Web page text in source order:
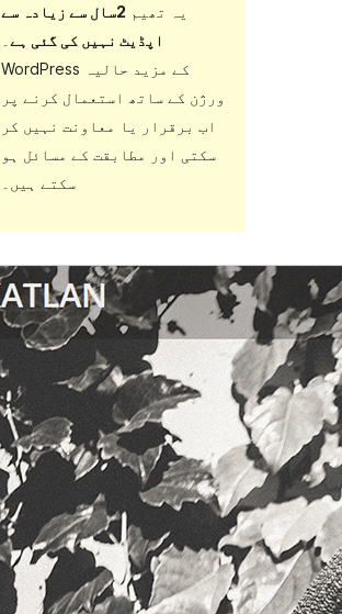
یہ تھیم 2سال سے زیادہ سے
اپڈیٹ نہیں کی گئی ہے
WordPress کے مزید حالیہ
ورژن کے ساتھ استعمال کرنے پر
اب برقرار یا معاونت نہیں کر
سکتی اور مطابقت کے مسائل ہو
سکتے ہیں۔